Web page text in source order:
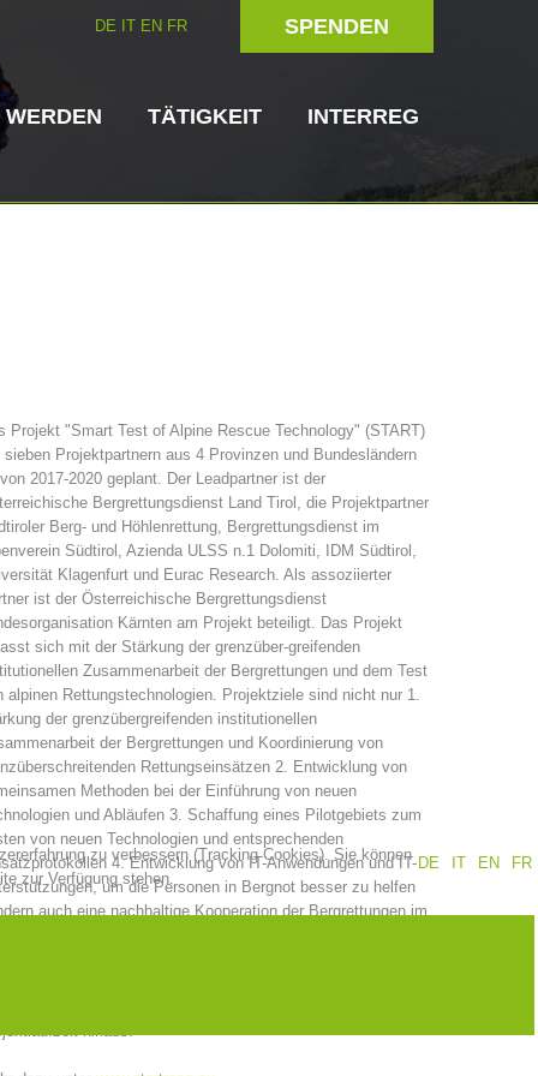
SPENDEN
DE IT EN FR
Vorstand
Kontakt
Jahresberichte
Ausbildung
TÄTIGKEIT
Prävention PEER
INTERREG
- START ITAT 4112 - RESYST
Projekt "Smart Test of Alpine Rescue Technology" (START)
sieben Projektpartnern aus 4 Provinzen und Bundesländern
2017-2020 geplant. Der Leadpartner ist der
Bergrettungsdienst Land Tirol, die Projektpartner
Berg- und Höhlenrettung, Bergrettungsdienst im
Südtirol, Azienda ULSS n.1 Dolomiti, IDM Südtirol,
Klagenfurt und Eurac Research. Als assoziierter
ist der Österreichische Bergrettungsdienst
Kärnten am Projekt beteiligt. Das Projekt
sich mit der Stärkung der grenzüber-greifenden
Zusammenarbeit der Bergrettungen und dem Test
alpinen Rettungstechnologien. Projektziele sind nicht nur 1.
der grenzübergreifenden institutionellen
der Bergrettungen und Koordinierung von
Rettungseinsätzen 2. Entwicklung von
Methoden bei der Einführung von neuen
und Abläufen 3. Schaffung eines Pilotgebiets zum
von neuen Technologien und entsprechenden
4. Entwicklung von IT-Anwendungen und IT-
um die Personen in Bergnot besser zu helfen
auch eine nachhaltige Kooperation der Bergrettungen im
hinaus.
DE
IT EN FR
zu verbessern (Tracking Cookies). Sie können
zur Verfügung stehen.